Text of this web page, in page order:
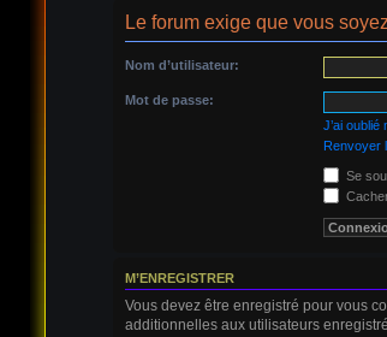
Le forum exige que vous
Nom d’utilisateur:
Mot de passe:
J’ai oublié
Renvoyer
Se
M’ENREGISTRER
Vous devez être enregistré pour vous
additionnelles aux utilisateurs